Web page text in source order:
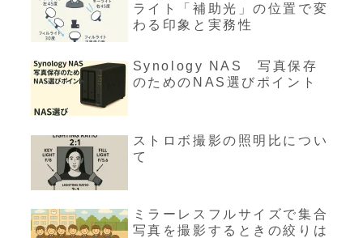
ライト「補助光」の位置で変
わる印象と実務性
Synology NAS 写真保存
のためのNAS選びポイント
ストロボ撮影の照明比につい
て
ミラーレスフルサイズで集合
写真を撮影するときの絞りは